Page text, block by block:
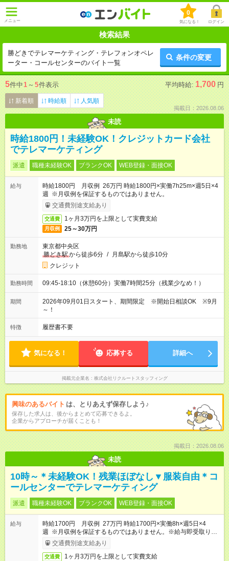
メニュー
0
気になる！ ログイン
検索結果
勝どきでテレマーケティング・テレフォンオペレ
ーター・コールセンターのバイト一覧
条件の変更
5件中1 ～ 5件表示 平均時給: 1,700 円
新着順 時給順 人気順
掲載日：2026.08.06
未読
時給1800円！未経験OK！クレジットカード会社
でテレマーケティング
派遣 職種未経験OK ブランクOK WEB登録・面接OK
給与
時給1800円 月収例 26万円 時給1800円×実働7h25m×週5日×4
週 ※月収例を保証するものではありません。
交通費別途支給あり
交通費 1ヶ月3万円を上限として実費支給
月収例 25～30万円
勤務地
東京都中央区
勝どき駅から徒歩6分 / 月島駅から徒歩10分
クレジット
勤務時間 09:45-18:10（休憩60分）実働7時間25分（残業少なめ！）
期間
2026年09月01日スタート、期間限定 ※開始日相談OK ※9月
～！
特徴 履歴書不要
気になる！ 応募する 詳細へ
掲載元企業名 株式会社リクルートスタッフィング
興味のあるバイト は、とりあえず保存しよう♪
保存した求人は、後からまとめて応募できるよ。
企業からアプローチが届くことも！
掲載日：2026.08.06
未読
10時～＊未経験OK！残業ほぼなし▼服装自由＊コ
ールセンターでテレマーケティング
派遣 職種未経験OK ブランクOK WEB登録・面接OK
給与
時給1700円 月収例 27万円 時給1700円×実働8h×週5日×4
週 ※月収例を保証するものではありません。※給与即受取りサ
ービス利用可（利用条件有）
交通費別途支給あり
交通費 1ヶ月3万円を上限として実費支給